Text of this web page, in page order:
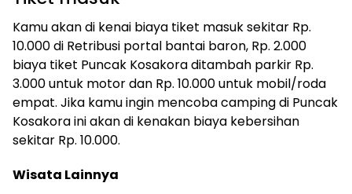
Kamu akan di kenai biaya tiket masuk sekitar Rp.
10.000 di Retribusi portal bantai baron, Rp. 2.000
biaya tiket Puncak Kosakora ditambah parkir Rp.
3.000 untuk motor dan Rp. 10.000 untuk mobil/roda
empat. Jika kamu ingin mencoba camping di Puncak
Kosakora ini akan di kenakan biaya kebersihan
sekitar Rp. 10.000.
Wisata Lainnya